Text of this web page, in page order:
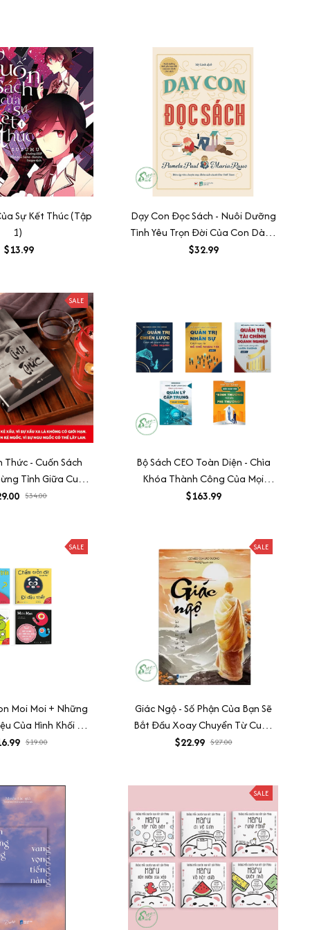
Sự Kết Thúc (Tập
1)
$13.99
Dạy Con Đọc Sách - Nuôi Dưỡng
Tình Yêu Trọn Đời Của Con Dành
Cho Sách
$32.99
SALE
Thức - Cuốn Sách
Tỉnh Giữa Cuộc
- Cú Mèo Của
$34.00
Bộ Sách CEO Toàn Diện - Chìa
Khóa Thành Công Của Mọi
Doanh Nghiệp
$163.99
SALE
Moi Moi + Những
Của Hình Khối +
Chuyện Kinh Điển
$19.00
SALE
Giác Ngộ - Số Phận Của Bạn Sẽ
Bắt Đầu Xoay Chuyển Từ Cuốn
Sách Này
$22.99 $27.00
SALE